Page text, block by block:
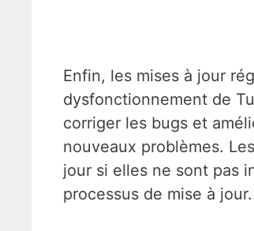
Enfin, les mises à jour
dysfonctionnement de
corriger les bugs et
nouveaux problèmes.
jour si elles ne sont pas
processus de mise à jour.